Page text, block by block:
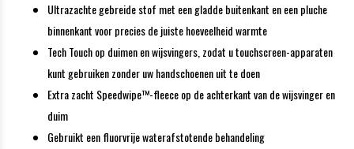
Ultrazachte gebreide stof met een gladde buitenkant en een pluche
binnenkant voor precies de juiste hoeveelheid warmte
Tech Touch op duimen en wijsvingers, zodat u touchscreen-apparaten
kunt gebruiken zonder uw handschoenen uit te doen
Extra zacht Speedwipe™-fleece op de achterkant van de wijsvinger en
duim
Gebruikt een fluorvrije waterafstotende behandeling